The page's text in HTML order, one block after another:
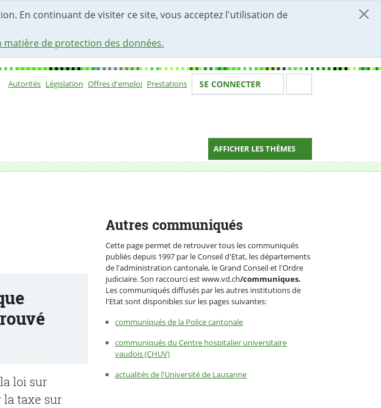
En continuant de visiter ce site, vous acceptez l'utilisation de
de protection des données.
Autorités Législation Offres d'emploi Prestations Votre identité
SE CONNECTER
AFFICHER LES THÈMES
approuvé par la commission parlementaire
loi sur
la taxe sur
Autres communiqués
Cette page permet de retrouver tous les communiqués
publiés depuis 1997 par le Conseil d'Etat, les départements
de l'administration cantonale, le Grand Conseil et l'Ordre
judiciaire. Son raccourci est www.vd.ch/communiques.
Les communiqués diffusés par les autres institutions de
l'Etat sont disponibles sur les pages suivantes:
communiqués de la Police cantonale
communiqués du Centre hospitalier universitaire
vaudois (CHUV)
actualités de l'Université de Lausanne